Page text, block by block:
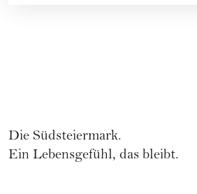
Die Südsteiermark.
Ein Lebensgefühl, das bleibt.